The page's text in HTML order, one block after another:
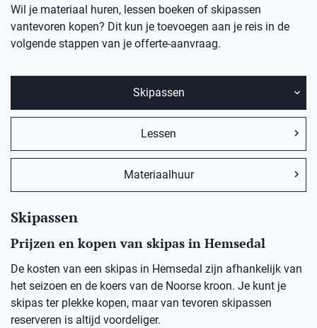
Wil je materiaal huren, lessen boeken of skipassen
vantevoren kopen? Dit kun je toevoegen aan je reis in de
volgende stappen van je offerte-aanvraag.
Skipassen
Lessen
Materiaalhuur
Skipassen
Prijzen en kopen van skipas in Hemsedal
De kosten van een skipas in Hemsedal zijn afhankelijk van
het seizoen en de koers van de Noorse kroon. Je kunt je
skipas ter plekke kopen, maar van tevoren skipassen
reserveren is altijd voordeliger.